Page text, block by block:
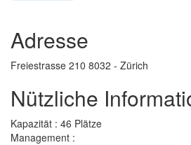
Adresse
Freiestrasse 210 8032 - Zürich
Nützliche
Kapazität : 46 Plätze
Management :